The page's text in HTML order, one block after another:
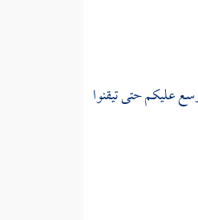
عليكم حتى تيقنوا